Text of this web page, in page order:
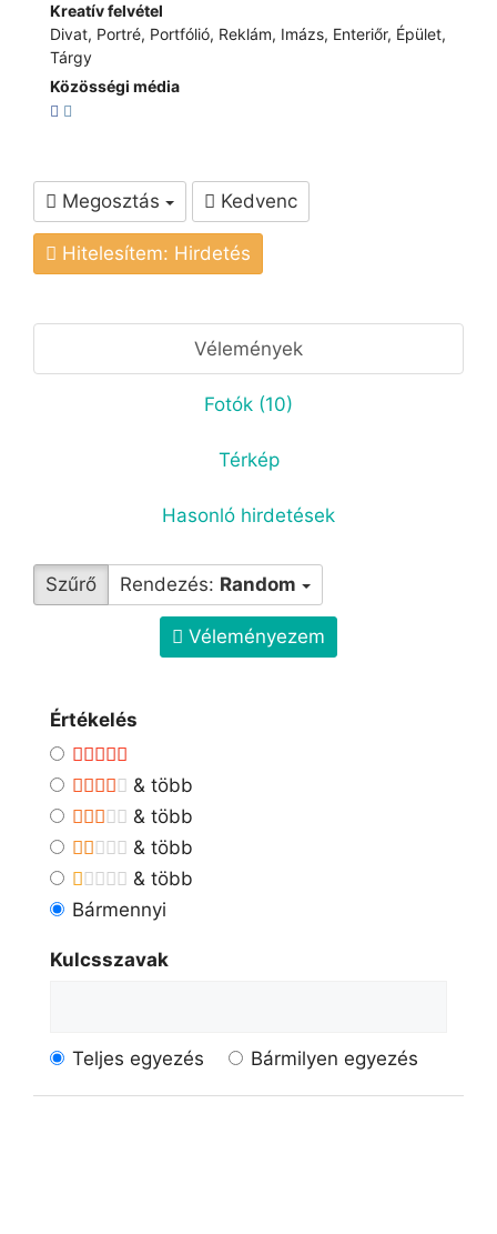
Kreatív felvétel
Divat, Portré, Portfólió, Reklám, Imázs, Enteriőr, Épület,
Tárgy
Közösségi média
Megosztás Kedvenc
Hitelesítem: Hirdetés
Vélemények
Fotók (10)
Térkép
Hasonló hirdetések
Szűrő Rendezés: Random
Véleményezem
Értékelés
& több
& több
& több
& több
Bármennyi
Kulcsszavak
Teljes egyezés Bármilyen egyezés